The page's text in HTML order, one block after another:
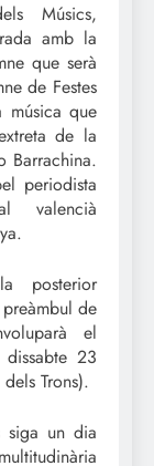
Músics,
amb la
que serà
de Festes
que
de la
Barrachina.
periodista
valencià
posterior
de
el
23
Trons).
siga un dia